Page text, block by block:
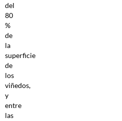
del
80
%
de
la
superficie
de
los
viñedos,
y
entre
las